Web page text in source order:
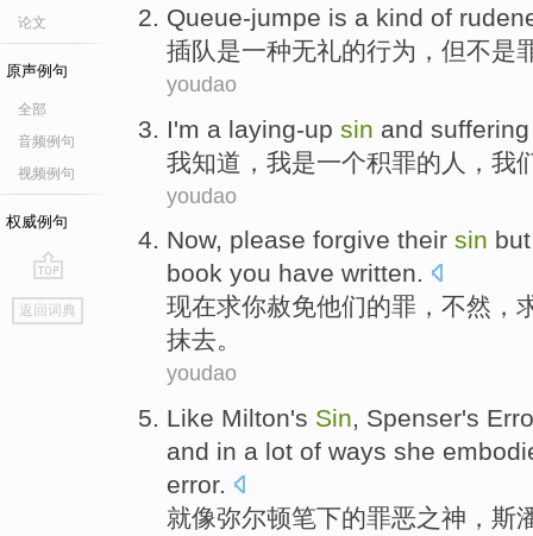
论文
原声例句
全部
音频例句
视频例句
权威例句
go
top
返回词典
Queue-jumpe is a kind of
插队是一种无礼的行为，但不是
youdao
I'm a laying-up sin and suffering
我知道 ，我是一个积罪的人， 我
youdao
Now, please forgive their sin
book you have written.
现在求你赦免他们的罪 ， 不然 ，
抹去。
youdao
Like Milton's Sin, Spenser's
and in a lot of ways she
error.
就像弥尔顿笔下的罪恶之神， 斯